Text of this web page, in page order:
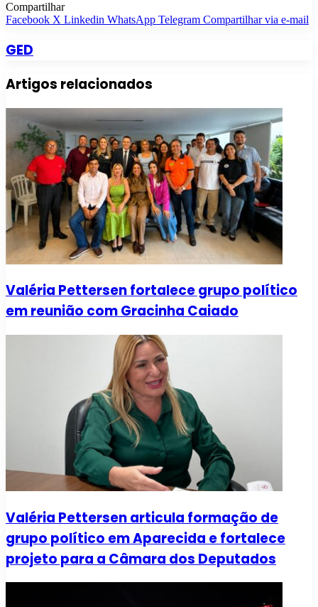
Compartilhar
Facebook X Linkedin WhatsApp Telegram Compartilhar via e-mail
GED
Artigos relacionados
Valéria Pettersen fortalece grupo político
em reunião com Gracinha Caiado
Valéria Pettersen articula formação de
grupo político em Aparecida e fortalece
projeto para a Câmara dos Deputados